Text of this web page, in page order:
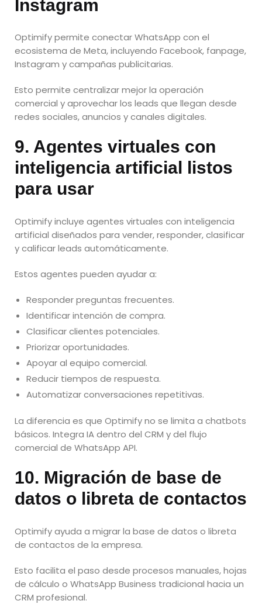
Instagram
Optimify permite conectar WhatsApp con el
ecosistema de Meta, incluyendo Facebook, fanpage,
Instagram y campañas publicitarias.
Esto permite centralizar mejor la operación
comercial y aprovechar los leads que llegan desde
redes sociales, anuncios y canales digitales.
9. Agentes virtuales con
inteligencia artificial listos
para usar
Optimify incluye agentes virtuales con inteligencia
artificial diseñados para vender, responder, clasificar
y calificar leads automáticamente.
Estos agentes pueden ayudar a:
Responder preguntas frecuentes.
Identificar intención de compra.
Clasificar clientes potenciales.
Priorizar oportunidades.
Apoyar al equipo comercial.
Reducir tiempos de respuesta.
Automatizar conversaciones repetitivas.
La diferencia es que Optimify no se limita a chatbots
básicos. Integra IA dentro del CRM y del flujo
comercial de WhatsApp API.
10. Migración de base de
datos o libreta de contactos
Optimify ayuda a migrar la base de datos o libreta
de contactos de la empresa.
Esto facilita el paso desde procesos manuales, hojas
de cálculo o WhatsApp Business tradicional hacia un
CRM profesional.